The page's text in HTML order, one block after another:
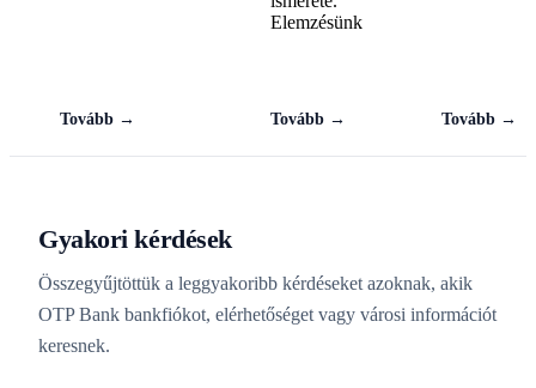
Tovább →
Elemzésünk
Tovább → Tovább →
Gyakori kérdések
Összegyűjtöttük a leggyakoribb kérdéseket azoknak, akik
OTP Bank bankfiókot, elérhetőséget vagy városi információt
keresnek.